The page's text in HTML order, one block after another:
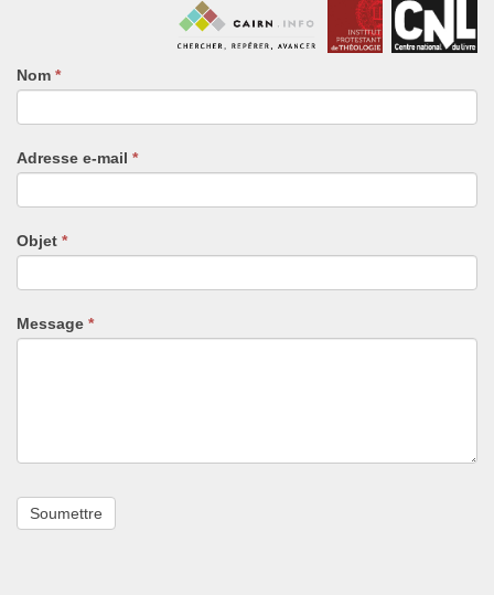
Nom *
Adresse e-mail *
Objet *
Message *
Si
vous
êtes
humain,
remplissez
ce